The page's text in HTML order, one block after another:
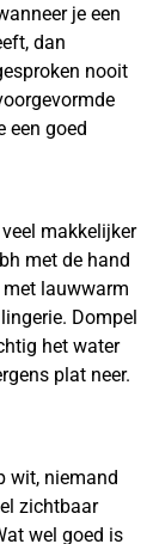
je een
dan
nooit
een goed
makkelijker
met de hand
lauwwarm
Dompel
het water
plat neer.
wit, niemand
zichtbaar
wel goed is